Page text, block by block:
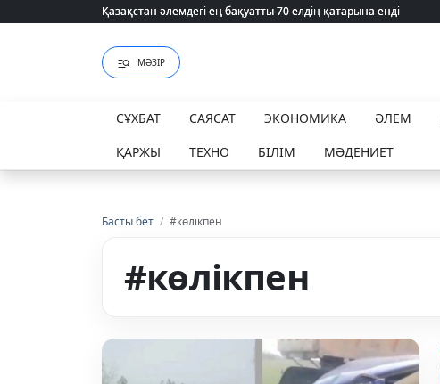
Қазақстан әлемдегі ең бақуатты 70 елдің қатарына енді
Қазақстан әлемдегі ең бақуатты 70 елдің қатарына енді
МӘЗІР
СҰХБАТ САЯСАТ ЭКОНОМИКА ӘЛЕМ
ҚАРЖЫ
ТЕХНО БІЛІМ МӘДЕНИЕТ
Басты бет / #көлікпен
#көлікпен